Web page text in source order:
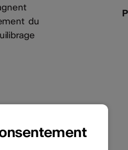
du